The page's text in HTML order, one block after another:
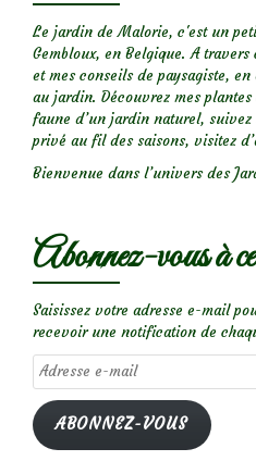
Le jardin de Malorie, c'est un
Gembloux, en Belgique. A
et mes conseils de paysagiste,
au jardin. Découvrez mes
faune d’un jardin naturel,
privé au fil des saisons, visitez
Bienvenue dans l’univers des
Abonnez-vous à
Saisissez votre adresse e-mail
recevoir une notification de
Adresse
e-
mail
ABONNEZ-VOUS